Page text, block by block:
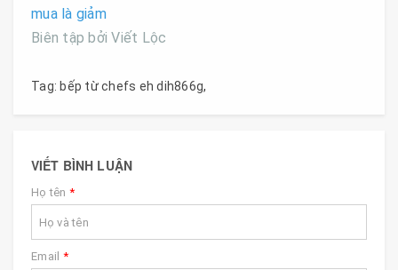
mua là giảm
Biên tập bởi Viết Lộc
Tag: bếp từ chefs eh dih866g,
VIẾT BÌNH LUẬN
Họ tên *
Email *